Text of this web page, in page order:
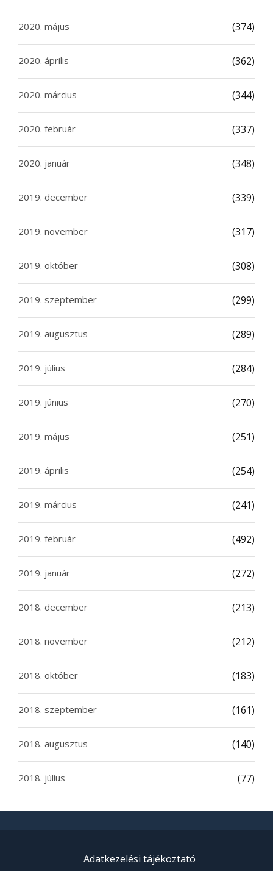
2020. május (374)
2020. április (362)
2020. március (344)
2020. február (337)
2020. január (348)
2019. december (339)
2019. november (317)
2019. október (308)
2019. szeptember (299)
2019. augusztus (289)
2019. július (284)
2019. június (270)
2019. május (251)
2019. április (254)
2019. március (241)
2019. február (492)
2019. január (272)
2018. december (213)
2018. november (212)
2018. október (183)
2018. szeptember (161)
2018. augusztus (140)
2018. július (77)
Adatkezelési tájékoztató